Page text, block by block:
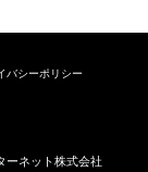
バシーポリシー
ーネット株式会社